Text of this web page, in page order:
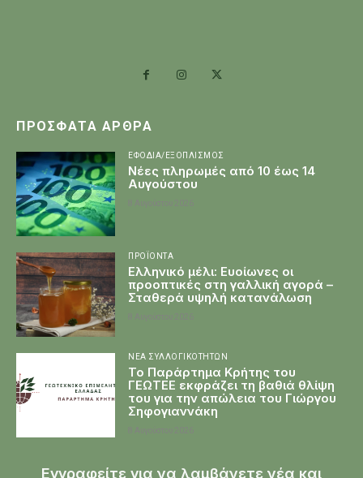
ΠΡΌΣΦΑΤΑ ΆΡΘΡΑ
ΕΦΌΔΙΑ/ΕΞΟΠΛΙΣΜΌΣ
Νέες πληρωμές από 10 έως 14
Αυγούστου
ΠΡΟΪΌΝΤΑ
Ελληνικό μέλι: Ευοίωνες οι
προοπτικές στη γαλλική αγορά –
Σταθερά υψηλή κατανάλωση
ΝΈΑ ΣΥΛΛΟΓΙΚΟΤΉΤΩΝ
Το Παράρτημα Κρήτης του
ΓΕΩΤΕΕ εκφράζει τη βαθιά θλίψη
του για την απώλεια του Γιώργου
Σηφογιαννάκη
Εγγραφείτε για να λαμβάνετε νέα και